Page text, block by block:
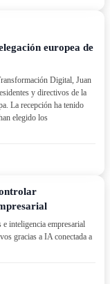
europea de
Digital, Juan
y directivos de la
La recepción ha tenido
elegido los
inteligencia empresarial
gracias a IA conectada a